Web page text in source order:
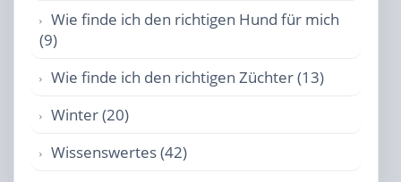
Wie finde ich den richtigen Hund für mich
(9)
Wie finde ich den richtigen Züchter (13)
Winter (20)
Wissenswertes (42)